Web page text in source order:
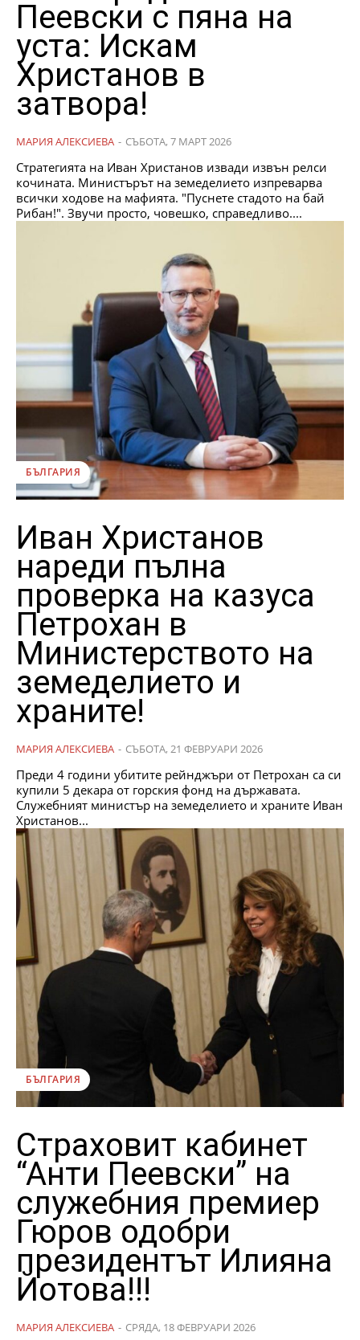
Пеевски с пяна на
уста: Искам
Христанов в
затвора!
МАРИЯ АЛЕКСИЕВА - СЪБОТА, 7 МАРТ 2026
Стратегията на Иван Христанов извади извън релси
кочината. Министърът на земеделието изпреварва
всички ходове на мафията. "Пуснете стадото на бай
Рибан!". Звучи просто, човешко, справедливо....
БЪЛГАРИЯ
Иван Христанов
нареди пълна
проверка на казуса
Петрохан в
Министерството на
земеделието и
храните!
МАРИЯ АЛЕКСИЕВА - СЪБОТА, 21 ФЕВРУАРИ 2026
Преди 4 години убитите рейнджъри от Петрохан са си
купили 5 декара от горския фонд на държавата.
Служебният министър на земеделието и храните Иван
Христанов...
БЪЛГАРИЯ
Страховит кабинет
“Анти Пеевски” на
служебния премиер
Гюров одобри
президентът Илияна
Йотова!!!
МАРИЯ АЛЕКСИЕВА - СРЯДА, 18 ФЕВРУАРИ 2026